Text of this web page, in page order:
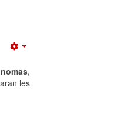
,
les